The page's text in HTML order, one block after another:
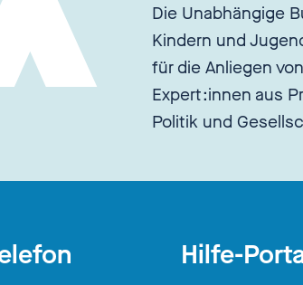
Die Unabhängige
Kindern und
für die Anliegen
Expert:innen aus
Politik und
Hilfe-